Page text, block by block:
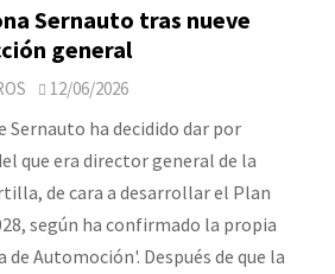
Sernauto tras nueve
general
12/06/2026
Sernauto ha decidido dar por
que era director general de la
de cara a desarrollar el Plan
según ha confirmado la propia
Automoción'. Después de que la